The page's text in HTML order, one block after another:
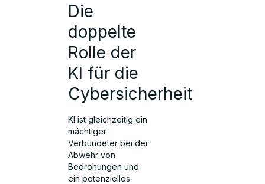
Die
doppelte
Rolle der
KI für die
Cybersicherheit
KI ist gleichzeitig ein
mächtiger
Verbündeter bei der
Abwehr von
Bedrohungen und
ein potenzielles